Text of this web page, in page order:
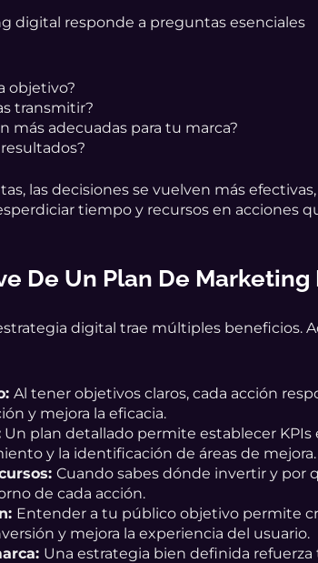
digital responde a preguntas esenciales
objetivo?
transmitir?
más adecuadas para tu marca?
las decisiones se vuelven más
tiempo y recursos en acciones
De Un Plan De
digital trae múltiples beneficios.
Al tener objetivos claros, cada acción
y mejora la eficacia.
Un plan detallado permite establecer KPIs
y la identificación de áreas de mejora.
Cuando sabes dónde invertir y por
de cada acción.
Entender a tu público objetivo permite
y mejora la experiencia del usuario.
Una estrategia bien definida